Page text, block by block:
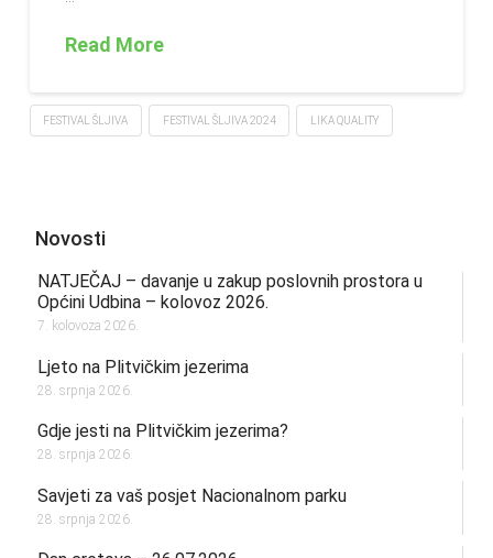
Read More
FESTIVAL ŠLJIVA FESTIVAL ŠLJIVA 2024 LIKA QUALITY
Novosti
NATJEČAJ – davanje u zakup poslovnih prostora u
Općini Udbina – kolovoz 2026.
7. kolovoza 2026.
Ljeto na Plitvičkim jezerima
28. srpnja 2026.
Gdje jesti na Plitvičkim jezerima?
28. srpnja 2026.
Savjeti za vaš posjet Nacionalnom parku
28. srpnja 2026.